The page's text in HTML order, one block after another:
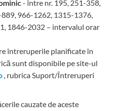
- între nr. 195, 251-358,
966-1262, 1315-1376,
1846-2032 – intervalul orar
întreruperile planificate în
sunt disponibile pe site-ul
, rubrica Suport/Întreruperi
cauzate de aceste